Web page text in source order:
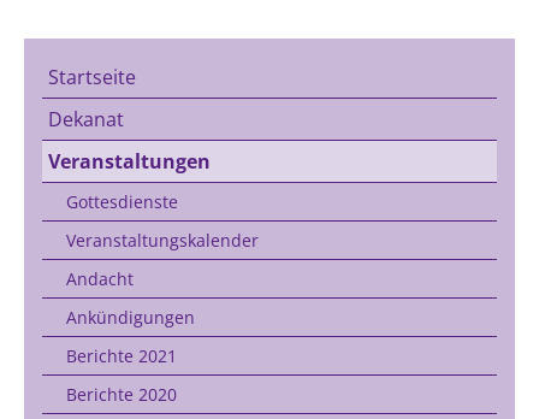
Startseite
Dekanat
Veranstaltungen
Gottesdienste
Veranstaltungskalender
Andacht
Ankündigungen
Berichte 2021
Berichte 2020